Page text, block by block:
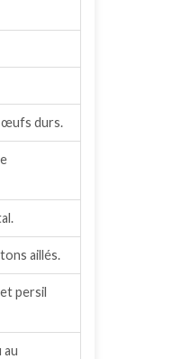
œufs durs.
aillés.
persil
au